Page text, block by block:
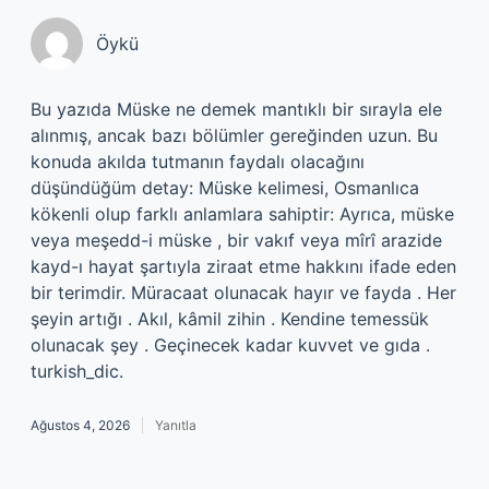
Öykü
Bu yazıda Müske ne demek mantıklı bir sırayla ele
alınmış, ancak bazı bölümler gereğinden uzun. Bu
konuda akılda tutmanın faydalı olacağını
düşündüğüm detay: Müske kelimesi, Osmanlıca
kökenli olup farklı anlamlara sahiptir: Ayrıca, müske
veya meşedd-i müske , bir vakıf veya mîrî arazide
kayd-ı hayat şartıyla ziraat etme hakkını ifade eden
bir terimdir. Müracaat olunacak hayır ve fayda . Her
şeyin artığı . Akıl, kâmil zihin . Kendine temessük
olunacak şey . Geçinecek kadar kuvvet ve gıda .
turkish_dic.
Ağustos 4, 2026 Yanıtla